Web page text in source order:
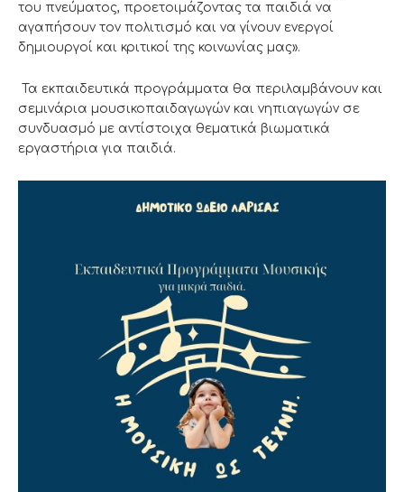
του πνεύματος, προετοιμάζοντας τα παιδιά να
αγαπήσουν τον πολιτισμό και να γίνουν ενεργοί
δημιουργοί και κριτικοί της κοινωνίας μας».
Τα εκπαιδευτικά προγράμματα θα περιλαμβάνουν και
σεμινάρια μουσικοπαιδαγωγών και νηπιαγωγών σε
συνδυασμό με αντίστοιχα θεματικά βιωματικά
εργαστήρια για παιδιά.